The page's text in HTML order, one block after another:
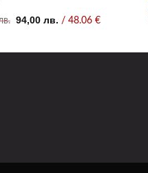
Original
price
94,00лв. Текущата
/ 48.06 €